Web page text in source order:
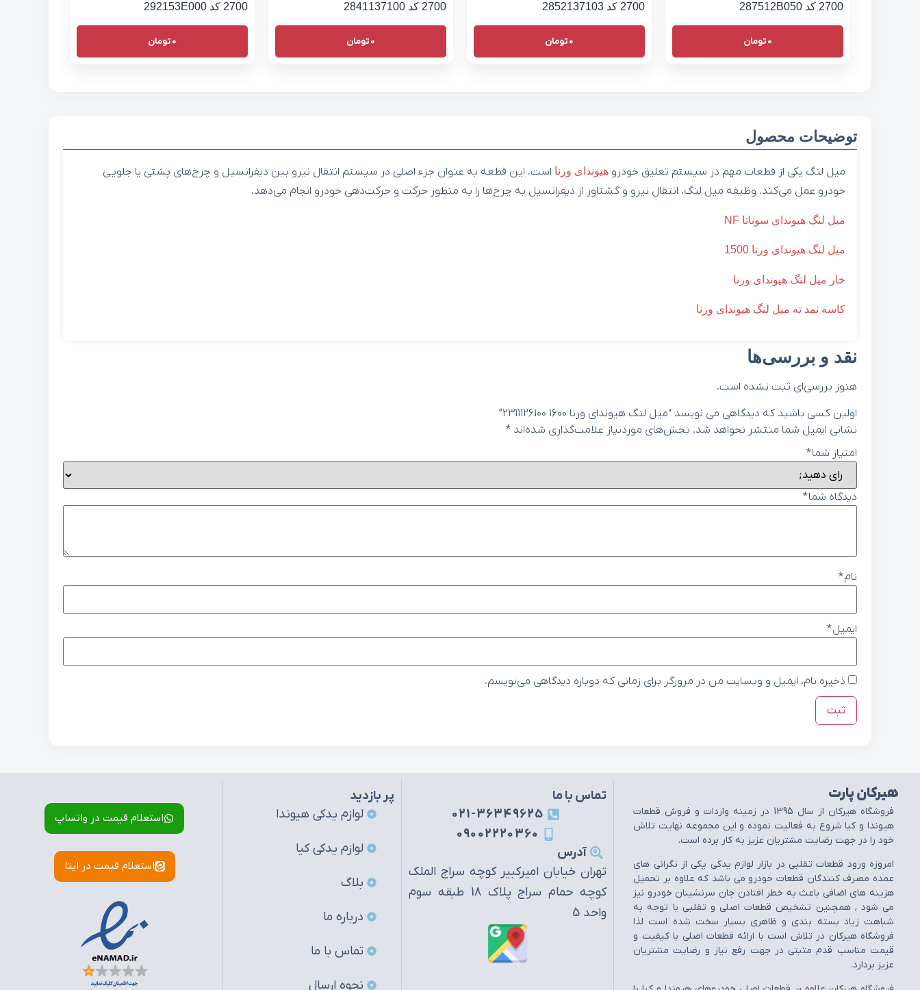
2700 کد 287512B050
0تومان
2700 کد 2852137103
0تومان
2700 کد 2841137100
0تومان
2700 کد 292153E000
0تومان
توضیحات محصول
میل لنگ یکی از قطعات مهم در سیستم تعلیق خودرو هیوندای ورنا است. این قطعه به عنوان جزء اصلی در سیستم انتقال نیرو بین دیفرانسیل و چرخ‌های پشتی یا جلویی
خودرو عمل می‌کند. وظیفه میل لنگ، انتقال نیرو و گشتاور از دیفرانسیل به چرخ‌ها را به منظور حرکت و حرکت‌دهی خودرو انجام می‌دهد.
میل لنگ هیوندای سوناتا NF
میل لنگ هیوندای ورنا 1500
خار ميل لنگ هیوندای ورنا
كاسه نمد ته ميل لنگ هیوندای ورنا
نقد و بررسی‌ها
هنوز بررسی‌ای ثبت نشده است.
اولین کسی باشید که دیدگاهی می نویسد “میل لنگ هیوندای ورنا 1600 2311126100”
نشانی ایمیل شما منتشر نخواهد شد. بخش‌های موردنیاز علامت‌گذاری شده‌اند *
امتیاز شما*
دیدگاه شما*
نام*
ایمیل*
ذخیره نام، ایمیل و وبسایت من در مرورگر برای زمانی که دوباره دیدگاهی می‌نویسم.
هیرکان پارت
فروشگاه هيرکان از سال 1395 در زمينه واردات و فروش قطعات
هيوندا و کيا شروع به فعاليت نموده و اين مجموعه نهايت تلاش
خود را در جهت رضايت مشتريان عزيز به کار برده است.
امروزه ورود قطعات تقلبي در بازار لوازم يدکي يکي از نگراني هاي
عمده مصرف کنندگان قطعات خودرو مي باشد که علاوه بر تحميل
هزينه هاي اضافي باعث به خطر افتادن جان سرنشينان خودرو نيز
مي شود , همچنين تشخيص قطعات اصلي و تقلبي با توجه به
شباهت زياد بسته بندي و ظاهري بسيار سخت شده است لذا
فروشگاه هيرکان در تلاش است با ارائه قطعات اصلي با کيفيت و
قيمت مناسب قدم مثبتي در جهت رفع نياز و رضايت مشتريان
عزيز بردارد.
تماس با ما
021-36349625
09002220360
آدرس
تهران خیابان امیرکبیر کوچه سراج الملک
کوچه حمام سراج پلاک 18 طبقه سوم
واحد 5
پر بازدید
لوازم یدکی هیوندا
لوازم یدکی کیا
بلاگ
درباره ما
تماس با ما
نحوه ارسال
استعلام قیمت در واتساپ
استعلام قیمت در ایتا